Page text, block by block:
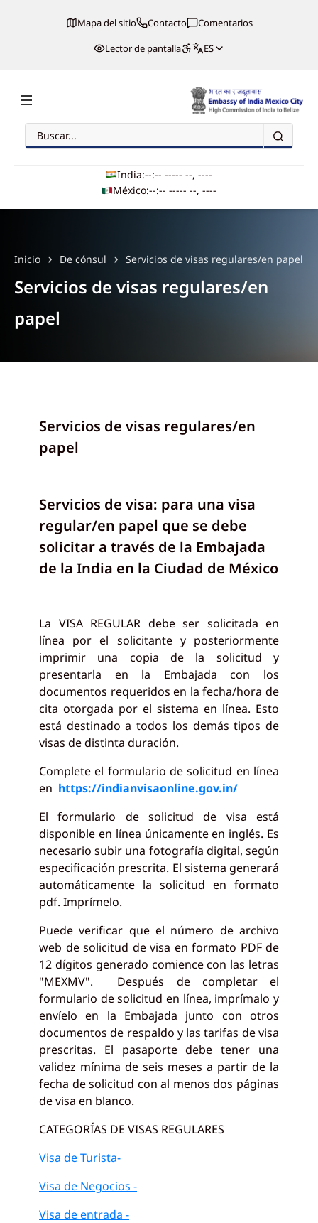
Mapa del sitio Contacto
Comentarios
Lector de pantalla
ES
Embassy of India, Mexico
Buscar
India:--:-- ----- --, ----
México:--:-- ----- --, ----
Main navigation
Inicio De cónsul Servicios de visas regulares/en papel
Servicios de visas regulares/en
papel
Servicios de visas regulares/en
papel
Servicios de visa: para una visa
regular/en papel que se debe
solicitar a través de la Embajada
de la India en la Ciudad de México
La VISA REGULAR debe ser solicitada en
línea por el solicitante y posteriormente
imprimir una copia de la solicitud y
presentarla en la Embajada con los
documentos requeridos en la fecha/hora de
cita otorgada por el sistema en línea. Esto
está destinado a todos los demás tipos de
visas de distinta duración.
Complete el formulario de solicitud en línea
en https://indianvisaonline.gov.in/
El formulario de solicitud de visa está
disponible en línea únicamente en inglés. Es
necesario subir una fotografía digital, según
especificación prescrita. El sistema generará
automáticamente la solicitud en formato
pdf. Imprímelo.
Puede verificar que el número de archivo
web de solicitud de visa en formato PDF de
12 dígitos generado comience con las letras
"MEXMV". Después de completar el
formulario de solicitud en línea, imprímalo y
envíelo en la Embajada junto con otros
documentos de respaldo y las tarifas de visa
prescritas. El pasaporte debe tener una
validez mínima de seis meses a partir de la
fecha de solicitud con al menos dos páginas
de visa en blanco.
CATEGORÍAS DE VISAS REGULARES
Visa de Turista-
Visa de Negocios -
Visa de entrada -